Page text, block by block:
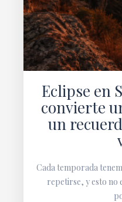
Eclipse en
convierte
un
Cada temporada
repetirse, y esto no